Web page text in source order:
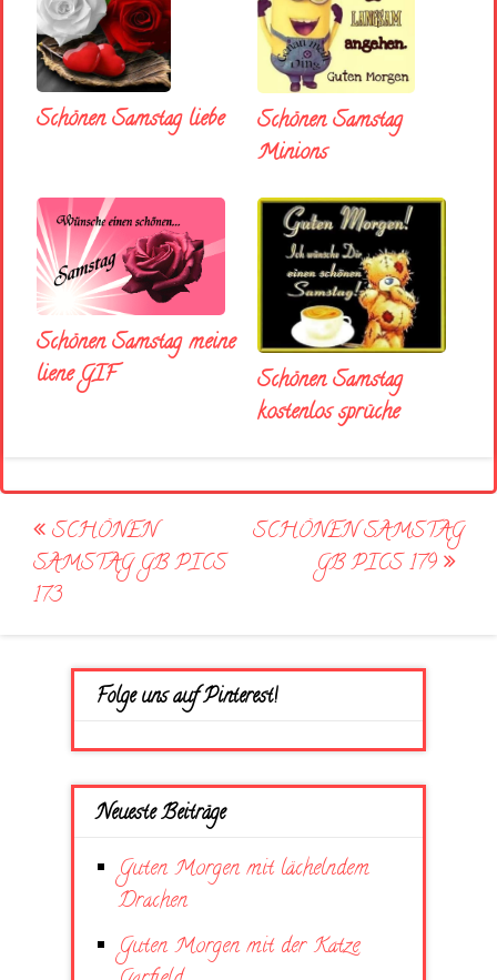
Schönen Samstag liebe
Schönen Samstag
Minions
Schönen Samstag meine
liene GIF
Schönen Samstag
kostenlos sprüche
Post
navigation
SCHÖNEN
SAMSTAG GB PICS
173
SCHÖNEN SAMSTAG
GB PICS 179
Folge uns auf Pinterest!
Neueste Beiträge
Guten Morgen mit lächelndem
Drachen
Guten Morgen mit der Katze